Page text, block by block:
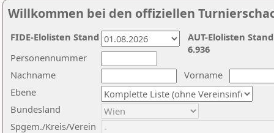
Willkommen bei den offiziellen
Nachname
Vorname
Ebene
Personennummer
Bundesland
Spgem./Kreis/Verein
AUT-Elolisten
6.936
FIDE-Elolisten Stand